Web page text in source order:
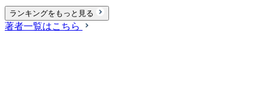
ランキングをもっと見る
著者一覧はこちら